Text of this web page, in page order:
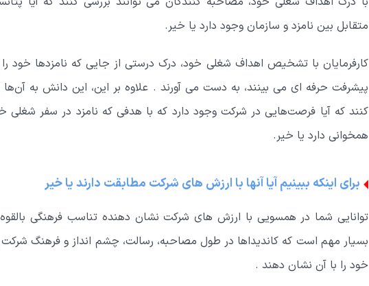
متقابل بین نامزد و سازمان وجود دارد یا خیر.
کارفرمایان با تشخیص اهداف شغلی خود، درک درستی از جایی که نامزدها خود را
پیشرفت حرفه ای می بینند، به دست می آورند . علاوه بر این، این دانش به
کنند که آیا فرصت‌هایی در شرکت وجود دارد که با هدفی که نامزد در سفر
همخوانی دارد یا خیر.
برای اینکه ببینیم آیا آنها با ارزش های شرکت مطابقت دارند یا خیر
توانایی شما در همسویی با ارزش های شرکت نشان دهنده تناسب فرهنگی
بسیار مهم است که کاندیداها در طول مصاحبه، رسالت، چشم انداز و فرهنگ
خود را با آن نشان دهند .